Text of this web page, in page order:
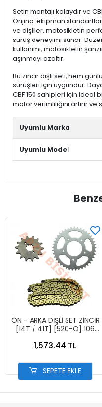
Setin montajı kolaydır ve
Orijinal ekipman
ve dişliler, motosikletin
sürüş deneyimi sunar.
kullanımı, motosikletin
aşınmayı azaltır.
Bu zincir dişli seti, hem
sürüşleri için uygundur.
CBF 150 sahipleri için ideal
motor verimliliğini artırır
Uyumlu Marka
Uyumlu Model
ÖN - ARKA DİŞLİ SET ZİNCİR
[14T / 41T] [520-O] 106
- SR 250
1,573.44 TL
SEPETE EKLE